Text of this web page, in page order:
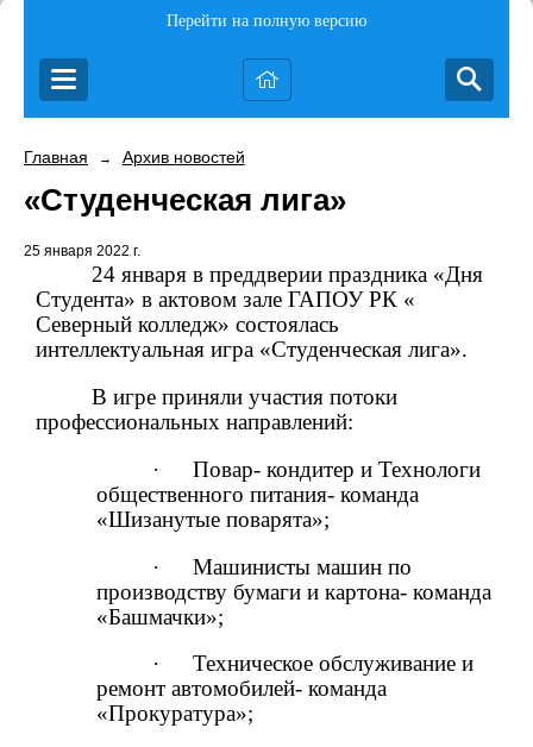
Перейти на полную версию
Главная → Архив новостей
«Студенческая лига»
25 января 2022 г.
24 января в преддверии праздника «Дня
Студента» в актовом зале ГАПОУ РК «
Северный колледж» состоялась
интеллектуальная игра «Студенческая лига».
В игре приняли участия потоки
профессиональных направлений:
·
Повар- кондитер и Технологи
общественного питания- команда
«Шизанутые поварята»;
·
Машинисты машин по
производству бумаги и картона- команда
«Башмачки»;
·
Техническое обслуживание и
ремонт автомобилей- команда
«Прокуратура»;